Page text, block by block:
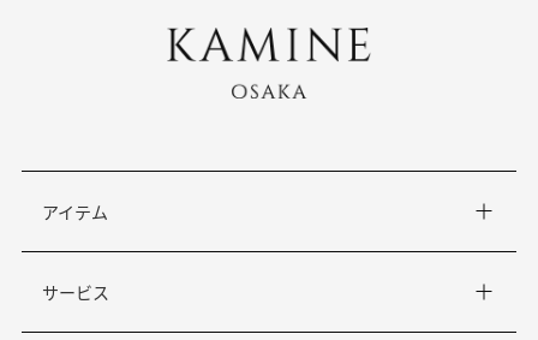
アイテム
サービス